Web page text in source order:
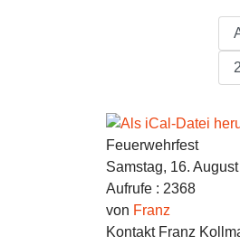
Feuerwehrfest
Samstag, 16.
Aufrufe : 2368
von Franz
Kontakt Franz